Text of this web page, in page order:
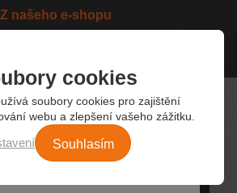
Z našeho e-shopu
cookies
soubory cookies pro zajištění
webu a zlepšení vašeho zážitku.
Souhlasím